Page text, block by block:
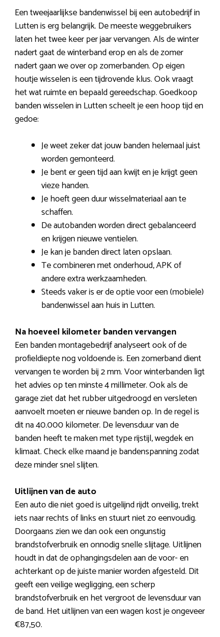
Een tweejaarlijkse bandenwissel bij een autobedrijf in
Lutten is erg belangrijk. De meeste weggebruikers
laten het twee keer per jaar vervangen. Als de winter
nadert gaat de winterband erop en als de zomer
nadert gaan we over op zomerbanden. Op eigen
houtje wisselen is een tijdrovende klus. Ook vraagt
het wat ruimte en bepaald gereedschap. Goedkoop
banden wisselen in Lutten scheelt je een hoop tijd en
gedoe:
Je weet zeker dat jouw banden helemaal juist
worden gemonteerd.
Je bent er geen tijd aan kwijt en je krijgt geen
vieze handen.
Je hoeft geen duur wisselmateriaal aan te
schaffen.
De autobanden worden direct gebalanceerd
en krijgen nieuwe ventielen.
Je kan je banden direct laten opslaan.
Te combineren met onderhoud, APK of
andere extra werkzaamheden.
Steeds vaker is er de optie voor een (mobiele)
bandenwissel aan huis in Lutten.
Na hoeveel kilometer banden vervangen
Een banden montagebedrijf analyseert ook of de
profieldiepte nog voldoende is. Een zomerband dient
vervangen te worden bij 2 mm. Voor winterbanden ligt
het advies op ten minste 4 millimeter. Ook als de
garage ziet dat het rubber uitgedroogd en versleten
aanvoelt moeten er nieuwe banden op. In de regel is
dit na 40.000 kilometer. De levensduur van de
banden heeft te maken met type rijstijl, wegdek en
klimaat. Check elke maand je bandenspanning zodat
deze minder snel slijten.
Uitlijnen van de auto
Een auto die niet goed is uitgelijnd rijdt onveilig, trekt
iets naar rechts of links en stuurt niet zo eenvoudig.
Doorgaans zien we dan ook een ongunstig
brandstofverbruik en onnodig snelle slijtage. Uitlijnen
houdt in dat de ophangingsdelen aan de voor- en
achterkant op de juiste manier worden afgesteld. Dit
geeft een veilige wegligging, een scherp
brandstofverbruik en het vergroot de levensduur van
de band. Het uitlijnen van een wagen kost je ongeveer
€87,50.